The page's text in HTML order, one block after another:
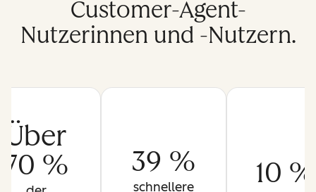
Customer-Agent-
Nutzerinnen und -Nutzern.
Über
70 %
39 %
schnellere
10 %